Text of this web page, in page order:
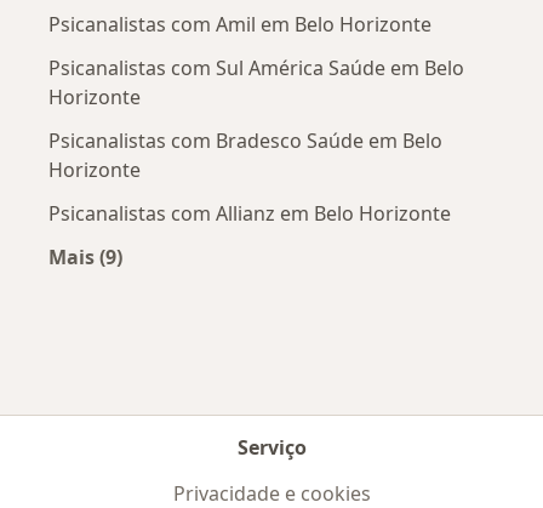
Psicanalistas com Amil em Belo Horizonte
Psicanalistas com Sul América Saúde em Belo
Horizonte
Psicanalistas com Bradesco Saúde em Belo
Horizonte
Psicanalistas com Allianz em Belo Horizonte
Mais (9)
Serviço
Privacidade e cookies